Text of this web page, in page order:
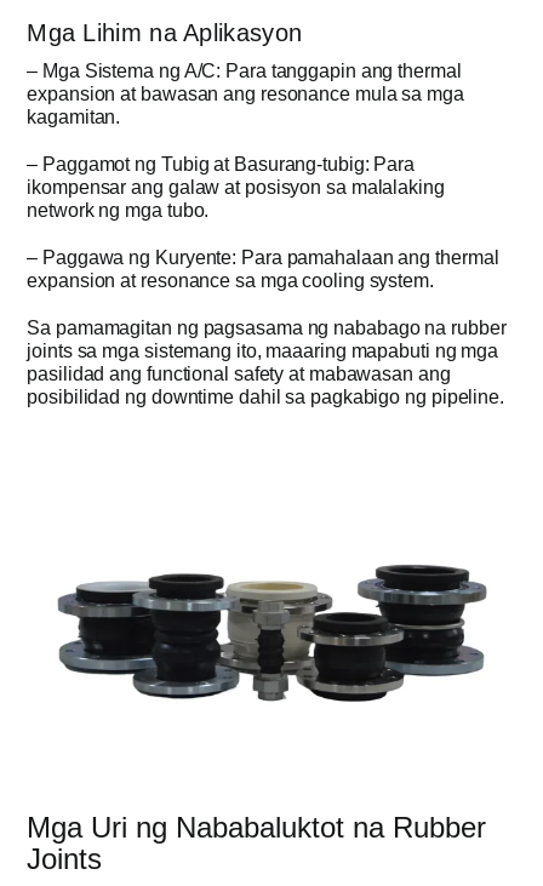
Mga Lihim na Aplikasyon
– Mga Sistema ng A/C: Para tanggapin ang thermal
expansion at bawasan ang resonance mula sa mga
kagamitan.
– Paggamot ng Tubig at Basurang-tubig: Para
ikompensar ang galaw at posisyon sa malalaking
network ng mga tubo.
– Paggawa ng Kuryente: Para pamahalaan ang thermal
expansion at resonance sa mga cooling system.
Sa pamamagitan ng pagsasama ng nababago na rubber
joints sa mga sistemang ito, maaaring mapabuti ng mga
pasilidad ang functional safety at mabawasan ang
posibilidad ng downtime dahil sa pagkabigo ng pipeline.
Mga Uri ng Nababaluktot na Rubber
Joints